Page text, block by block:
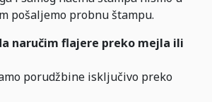
pošaljemo probnu štampu.
naručim flajere preko mejla ili
porudžbine isključivo preko